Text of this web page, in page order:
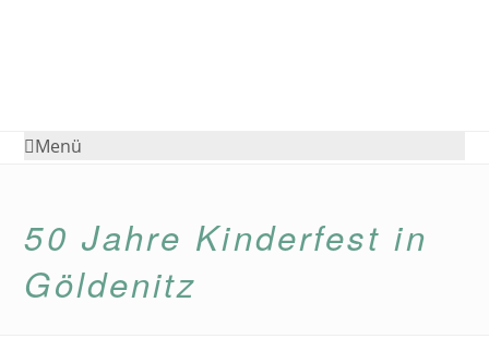
Menü
50 Jahre Kinderfest in
Göldenitz